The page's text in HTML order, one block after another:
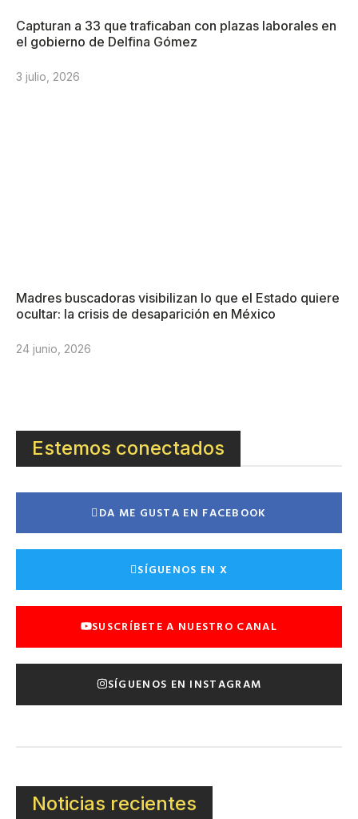
Capturan a 33 que traficaban con plazas laborales en
el gobierno de Delfina Gómez
3 julio, 2026
Madres buscadoras visibilizan lo que el Estado quiere
ocultar: la crisis de desaparición en México
24 junio, 2026
Estemos conectados
DA ME GUSTA EN FACEBOOK
SÍGUENOS EN X
SUSCRÍBETE A NUESTRO CANAL
SÍGUENOS EN INSTAGRAM
Noticias recientes